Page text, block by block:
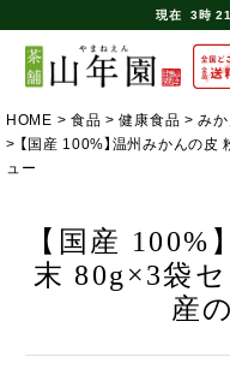
現在 3時
HOME 食品 健康食品
み
【国産 100%】温州みかんの
ュー
【国産
末 80g×3袋
産